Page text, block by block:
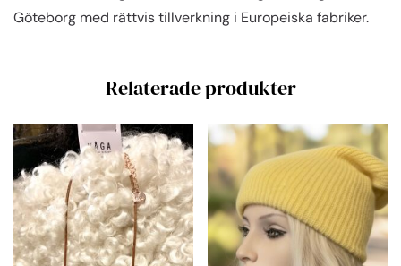
Göteborg med rättvis tillverkning i Europeiska fabriker.
Relaterade produkter